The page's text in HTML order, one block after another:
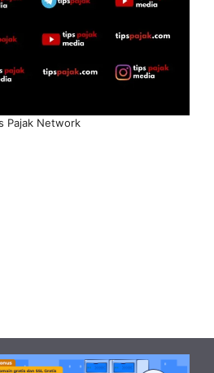
Pajak Network